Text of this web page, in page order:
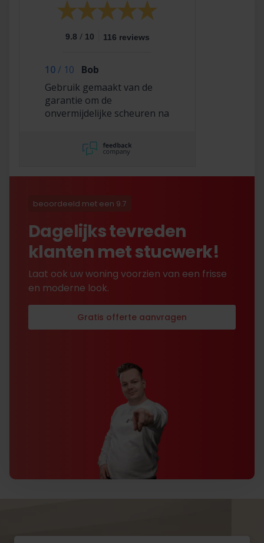
9.8 / 10 116 reviews
10/ 10
Bob
Gebruik gemaakt van de
garantie om de
onvermijdelijke scheuren na
en dat hebben ze super
netjes gedaan!
beoordeeld met een 9.7
Dagelijks tevreden
klanten met stucwerk!
Laat ook uw woning voorzien van een frisse
en moderne look.
Gratis offerte aanvragen